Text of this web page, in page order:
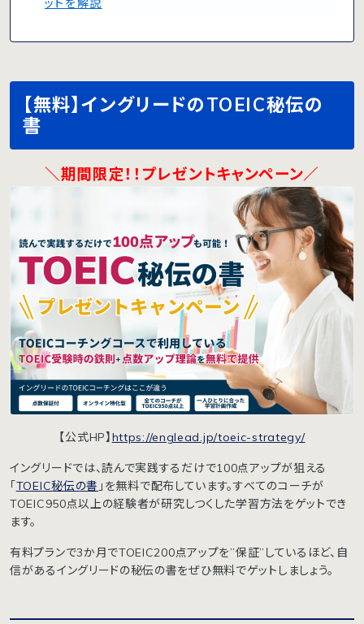
ットを解説
【無料】イングリードのTOEIC秘伝の
書
＼期間限定！！プレゼントキャンペーン／
【公式HP】 https://englead.jp/toeic-strategy/
イングリードでは、読んで実践するだけで100点アップが狙える
「TOEIC秘伝の書 」を無料で配布しています。すべてのコーチが
TOEIC950点以上の経験者が研究しつくした学習方法をゲットでき
ます。
有料プランで3か月でTOEIC200点アップを”保証”しているほど、自
信があるイングリードの秘伝の書をぜひ無料でゲットしましょう。